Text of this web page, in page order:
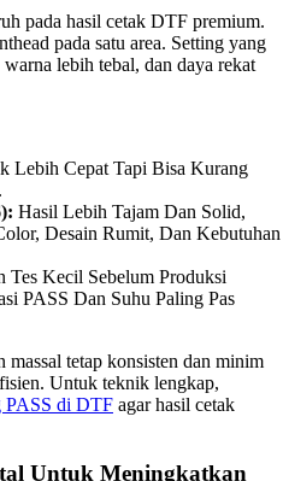
pada hasil cetak DTF premium.
pada satu area. Setting yang
lebih tebal, dan daya rekat
Lebih Cepat Tapi Bisa Kurang
Hasil Lebih Tajam Dan Solid,
Desain Rumit, Dan Kebutuhan
Tes Kecil Sebelum Produksi
PASS Dan Suhu Paling Pas
tetap konsisten dan minim
Untuk teknik lengkap,
PASS di DTF agar hasil cetak
Untuk Meningkatkan